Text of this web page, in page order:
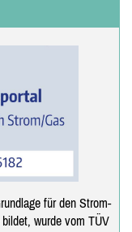
für den Strom-
wurde vom TÜV